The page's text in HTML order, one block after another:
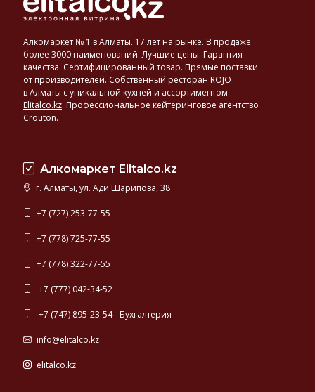
Алкомаркет № 1 в Алматы. 17 лет на рынке. В продаже
более 3000 наименований. Лучшие цены. Гарантия
качества. Сертифицированный товар. Прямые поставки
от производителей. Собственный ресторан ROJO
в Алматы с уникальной кухней и ассортиментом
Elitalco.kz. Профессиональное кейтеринговое агентство
Crouton.
Алкомаркет Elitalco.kz
г. Алматы, ул. Ади Шарипова, 38
+7 (727) 253-77-55
+7 (778) 725-77-55
+7 (778) 322-77-55
+7 (777) 042-34-52
+7 (747) 895-23-54 - Бухгалтерия
info@elitalco.kz
elitalco.kz